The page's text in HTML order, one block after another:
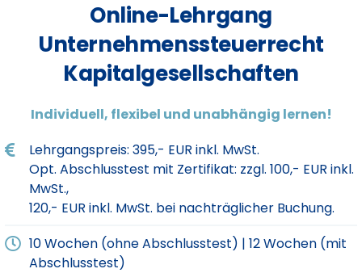
Online-Lehrgang
Unternehmenssteuerrecht
Kapitalgesellschaften
Individuell, flexibel und unabhängig lernen!
Lehrgangspreis: 395,- EUR inkl. MwSt.
Opt. Abschlusstest mit Zertifikat: zzgl. 100,- EUR inkl.
MwSt.,
120,- EUR inkl. MwSt. bei nachträglicher Buchung.
10 Wochen (ohne Abschlusstest) | 12 Wochen (mit
Abschlusstest)​